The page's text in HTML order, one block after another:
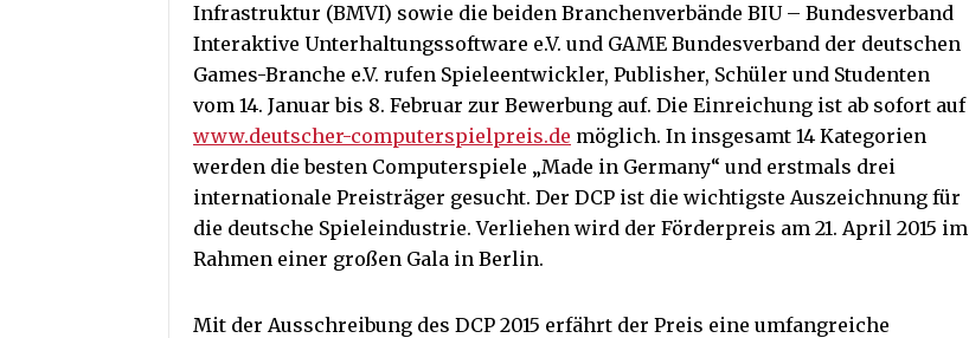
Infrastruktur (BMVI) sowie die beiden Branchenverbände BIU – Bundesverband
Interaktive Unterhaltungssoftware e.V. und GAME Bundesverband der deutschen
Games-Branche e.V. rufen Spieleentwickler, Publisher, Schüler und Studenten
vom 14. Januar bis 8. Februar zur Bewerbung auf. Die Einreichung ist ab sofort auf
www.deutscher-computerspielpreis.de möglich. In insgesamt 14 Kategorien
werden die besten Computerspiele „Made in Germany“ und erstmals drei
internationale Preisträger gesucht. Der DCP ist die wichtigste Auszeichnung für
die deutsche Spieleindustrie. Verliehen wird der Förderpreis am 21. April 2015 im
Rahmen einer großen Gala in Berlin.
Mit der Ausschreibung des DCP 2015 erfährt der Preis eine umfangreiche